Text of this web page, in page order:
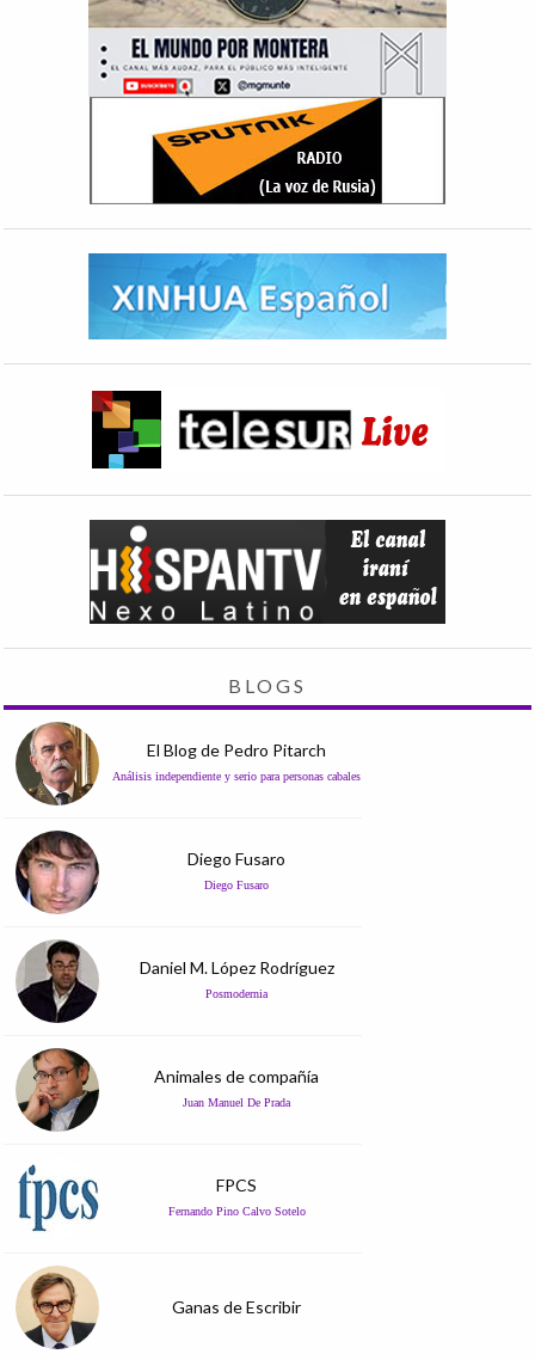
BLOGS
El Blog de Pedro Pitarch
Análisis independiente y serio para personas cabales
Diego Fusaro
Diego Fusaro
Daniel M. López Rodríguez
Posmodernia
Animales de compañía
Juan Manuel De Prada
FPCS
Fernando Pino Calvo Sotelo
Ganas de Escribir